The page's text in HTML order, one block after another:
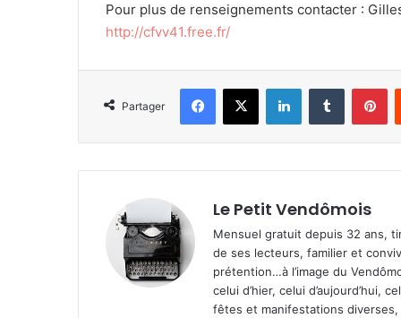
Pour plus de renseignements contacter :
http://cfvv41.free.fr/
Partager
Le Petit Vendômois
Mensuel gratuit depuis 32 ans,
de ses lecteurs, familier et
prétention…à l’image du
celui d’hier, celui d’aujourd’hui,
fêtes et manifestations